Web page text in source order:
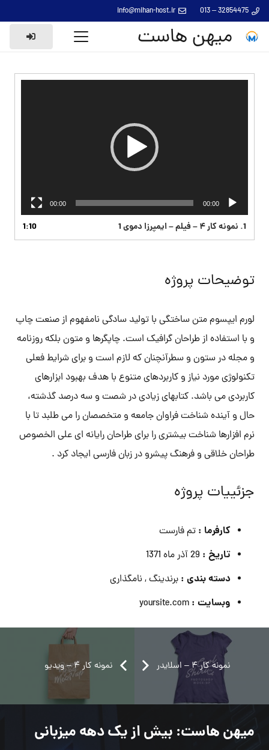
32854475 – 013
info@mihan-host.ir
میهن هاست
00:00
00:00
1. نمونه کار ۴ – فیلم – ایمپرزا دموی 1 1:10
توضیحات پروژه
لورم ایپسوم متن ساختگی با تولید سادگی نامفهوم از صنعت چاپ
و با استفاده از طراحان گرافیک است. چاپگرها و متون بلکه روزنامه
و مجله در ستون و سطرآنچنان که لازم است و برای شرایط فعلی
تکنولوژی مورد نیاز و کاربردهای متنوع با هدف بهبود ابزارهای
کاربردی می باشد. کتابهای زیادی در شصت و سه درصد گذشته،
حال و آینده شناخت فراوان جامعه و متخصصان را می طلبد تا با
نرم افزارها شناخت بیشتری را برای طراحان رایانه ای علی الخصوص
طراحان خلاقی و فرهنگ پیشرو در زبان فارسی ایجاد کرد .
جزئییات پروژه
کارفرما : تم فارست
تاریخ :
دسته بندی : برندینگ , نامگذاری
وبسایت : yoursite.com
نمونه کار ۴ – ویدیو نمونه کار ۴ – اسلایدر
نمونه کار ۲ – کسب و کار
عکاسی
نمونه کار ۲ – تصویر
عکاسی
نمونه کار ۴ – ویدیو
ویدئو
لینک پروژه سفارشی باز در یک برگه جدید
ویدئو میهن هاست: بیش از یک دهه میزبانی